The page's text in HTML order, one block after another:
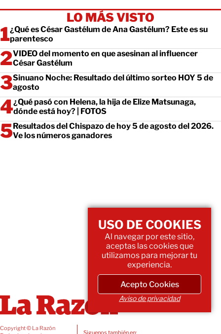
LO MÁS VISTO
¿Qué es César Gastélum de Ana Gastélum? Este es su
parentesco
VIDEO del momento en que asesinan al influencer
César Gastélum
Sinuano Noche: Resultado del último sorteo HOY 5 de
agosto
¿Qué pasó con Helena, la hija de Elize Matsunaga,
dónde está hoy? | FOTOS
Resultados del Chispazo de hoy 5 de agosto del 2026.
Ve los números ganadores
Copyright © La Razón
USO DE COOKIES
Al navegar por este sitio,
aceptas las cookies que
utilizamos para mejorar tu
experiencia.
Acepto Cookies
Aviso de privacidad